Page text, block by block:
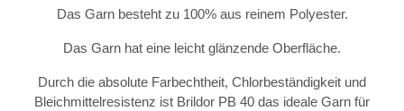
Das Garn besteht zu 100% aus reinem Polyester.
Das Garn hat eine leicht glänzende Oberfläche.
Durch die absolute Farbechtheit, Chlorbeständigkeit und
Bleichmittelresistenz ist Brildor PB 40 das ideale Garn für